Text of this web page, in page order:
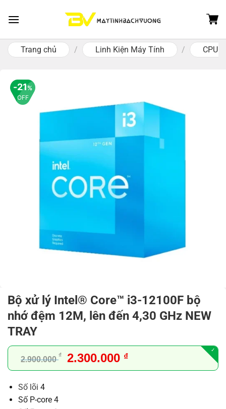
Trang chủ
/ Linh Kiện Máy Tính / CPU -
21%
OFF
Bộ xử lý Intel® Core™ i3-12100F bộ
nhớ đệm 12M, lên đến 4,30 GHz NEW
TRAY
2.900.000₫
Giá
gốc
2.300.000 ₫Giá
hiện
Số lõi 4
Số P-core 4